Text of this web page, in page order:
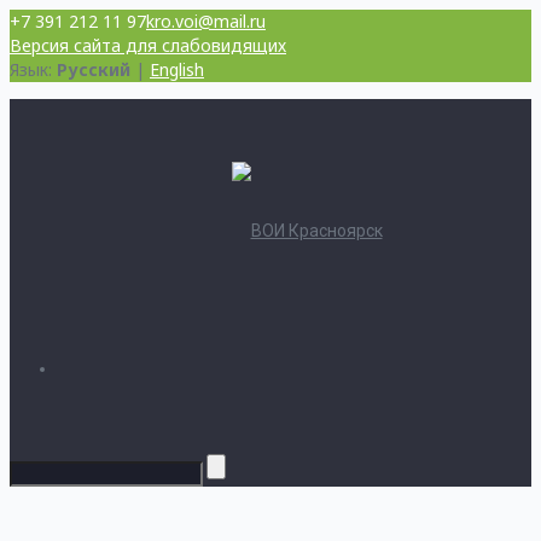
+7 391 212 11 97kro.voi@mail.ru
Версия сайта для слабовидящих
Язык: Русский | English